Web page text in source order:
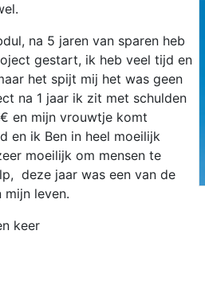
na 5 jaren van sparen heb
gestart, ik heb veel tijd en
het spijt mij het was geen
na 1 jaar ik zit met schulden
en mijn vrouwtje komt
en ik Ben in heel moeilijk
moeilijk om mensen te
deze jaar was een van de
mijn leven.
keer